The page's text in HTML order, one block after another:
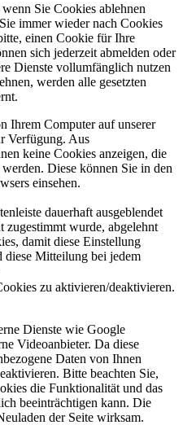
Sie Cookies ablehnen
immer wieder nach Cookies
einen Cookie für Ihre
sich jederzeit abmelden oder
Dienste vollumfänglich nutzen
werden alle gesetzten
Ihrem Computer auf unserer
Verfügung. Aus
keine Cookies anzeigen, die
Diese können Sie in den
einsehen.
dauerhaft ausgeblendet
wurde, abgelehnt
damit diese Einstellung
Mitteilung bei jedem
zu aktivieren/deaktivieren.
Dienste wie Google
Videoanbieter. Da diese
Daten von Ihnen
Bitte beachten Sie,
die Funktionalität und das
beeinträchtigen kann. Die
der Seite wirksam.